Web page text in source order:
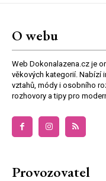
O webu
Web Dokonalazena.cz je
věkových kategorií. Nabízí
vztahů, módy i osobního
rozhovory a tipy pro
Provozovatel